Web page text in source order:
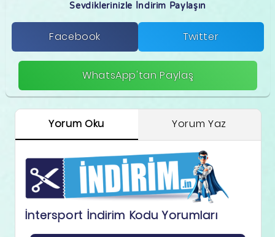
Sevdiklerinizle İndirim Paylaşın
Facebook Twitter
WhatsApp'tan Paylaş
Yorum Oku Yorum Yaz
İntersport İndirim Kodu Yorumları